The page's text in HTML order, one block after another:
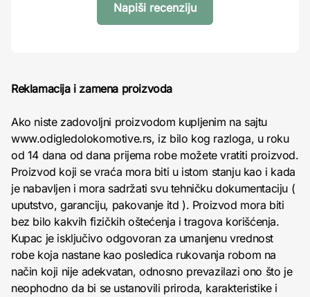
Napiši recenziju
Reklamacija i zamena proizvoda
Ako niste zadovoljni proizvodom kupljenim na sajtu
www.odigledolokomotive.rs, iz bilo kog razloga, u roku
od 14 dana od dana prijema robe možete vratiti proizvod.
Proizvod koji se vraća mora biti u istom stanju kao i kada
je nabavljen i mora sadržati svu tehničku dokumentaciju (
uputstvo, garanciju, pakovanje itd ). Proizvod mora biti
bez bilo kakvih fizičkih oštećenja i tragova korišćenja.
Kupac je isključivo odgovoran za umanjenu vrednost
robe koja nastane kao posledica rukovanja robom na
način koji nije adekvatan, odnosno prevazilazi ono što je
neophodno da bi se ustanovili priroda, karakteristike i